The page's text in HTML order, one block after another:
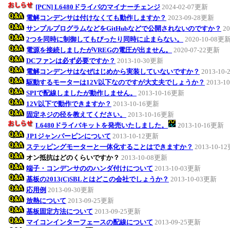
[PCN] L6480ドライバのマイナーチェンジ 2024-02-07更新
電解コンデンサは付けなくても動作しますか？ 2023-09-28更新
サンプルプログラムなどをGitHubなどで公開されないのですか？
2つを同時に制御してもぴったり同時に止まらない。
2020-10-08更
電源を接続しましたがVREGの電圧が出ません。
2020-07-22更新
DCファンは必ず必要ですか？ 2013-10-30更新
電解コンデンサはなぜはじめから実装していないですか？ 2013-10-
駆動するモーターは12V以下なのですが大丈夫でしょうか？ 2013-
SPIで配線しましたが動作しません。
2013-10-16更新
12V以下で動作できますか？ 2013-10-16更新
固定ネジの径を教えてください。
2013-10-16更新
L6480ドライバキットを発売いたしました。
2013-10-16更新
JP1ジャンパーピンについて 2013-10-12更新
ステッピングモーターと一体化することはできますか？ 2013-10-12
オン抵抗はどのくらいですか？ 2013-10-08更新
端子・コンデンサののハンダ付けについて 2013-10-03更新
基板の2013(C)SBLとはどこの会社でしょうか？ 2013-10-03更新
応用例 2013-09-30更新
放熱について 2013-09-25更新
基板固定方法について 2013-09-25更新
マイコンインターフェースの配線について 2013-09-25更新